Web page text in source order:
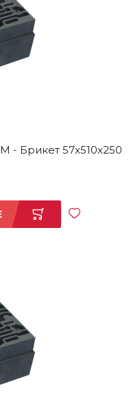
- Брикет 57x510x250